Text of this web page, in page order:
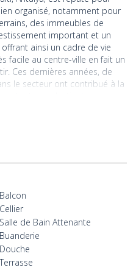
organisé, notamment pour
des immeubles de
important et un
ainsi un cadre de vie
facile au centre-ville en fait un
Ces dernières années, de
le secteur ont contribué à la
privée, un parking pour deux
260 m² et une terrasse
cuisine ouverte, de 5
privative), de 4 salles de
buanderie et de 2 balcons.
chauffage au sol, le gaz
la climatisation
individuelle dans les
Balcon
Cellier
Salle de Bain Attenante
Buanderie
Douche
Terrasse